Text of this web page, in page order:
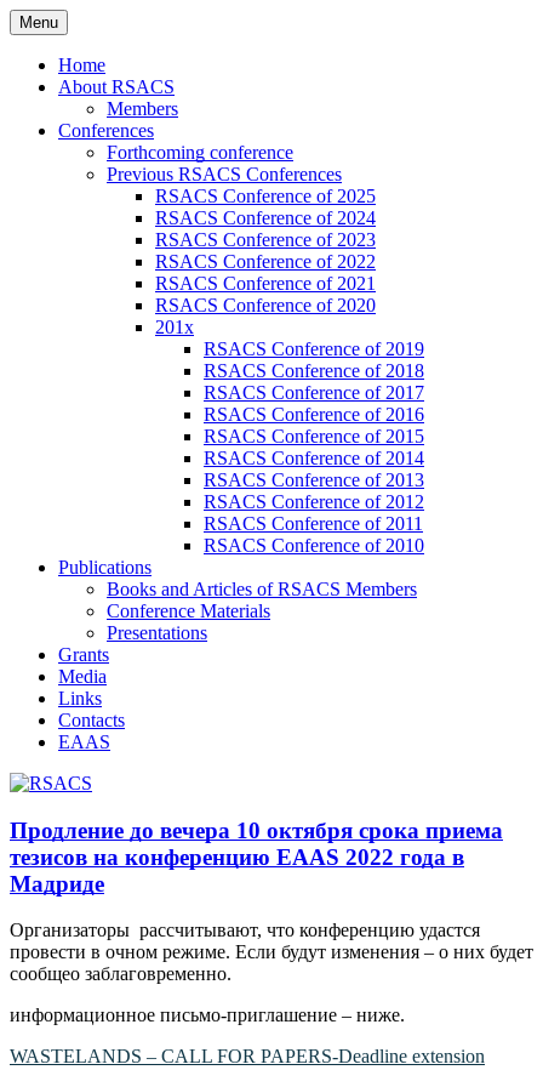
Skip
to
content
RSACS
Studies
Menu
Home
About RSACS
Members
Conferences
Forthcoming conference
Previous RSACS Conferences
RSACS Conference of 2025
RSACS Conference of 2024
RSACS Conference of 2023
RSACS Conference of 2022
RSACS Conference of 2021
RSACS Conference of 2020
201x
RSACS Conference of 2019
RSACS Conference of 2018
RSACS Conference of 2017
RSACS Conference of 2016
RSACS Conference of 2015
RSACS Conference of 2014
RSACS Conference of 2013
RSACS Conference of 2012
RSACS Conference of 2011
RSACS Conference of 2010
Publications
Books and Articles of RSACS Members
Conference Materials
Presentations
Grants
Media
Links
Contacts
EAAS
Продление до вечера 10 октября срока приема
тезисов на конференцию EAAS 2022 года в
Мадриде
Организаторы рассчитывают, что конференцию удастся
провести в очном режиме. Если будут изменения – о них будет
сообщео заблаговременно.
информационное письмо-приглашение – ниже.
WASTELANDS – CALL FOR PAPERS-Deadline extension